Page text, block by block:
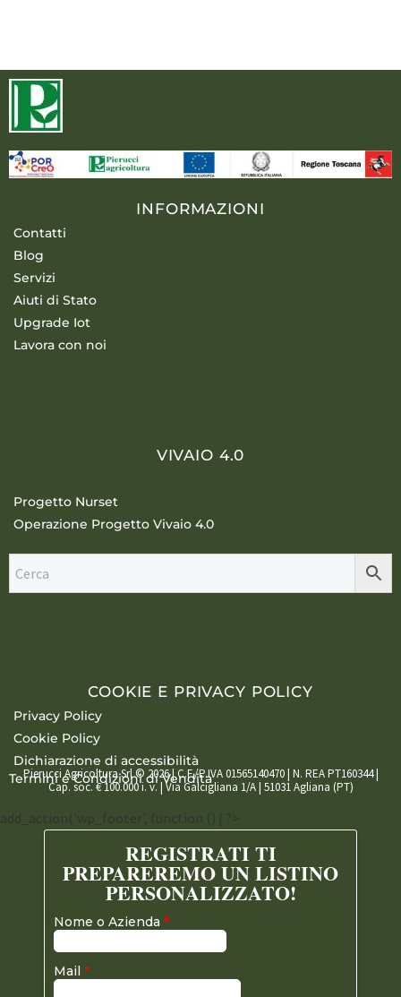
INFORMAZIONI
Contatti
Blog
Servizi
Aiuti di Stato
Upgrade Iot
Lavora con noi
VIVAIO 4.0
Progetto Nurset
Operazione Progetto Vivaio 4.0
COOKIE E PRIVACY POLICY
Privacy Policy
Cookie Policy
Dichiarazione di accessibilità
Termini e Condizioni di Vendita
Pierucci Agricoltura Srl © 2026 | C.F./P.IVA 01565140470 | N. REA PT160344 |
Cap. soc. € 100.000 i. v. | Via Galcigliana 1/A | 51031 Agliana (PT)
add_action('wp_footer', function () { ?>